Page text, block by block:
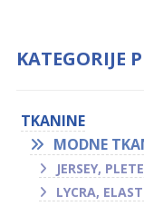
KATEGORIJE
TKANINE
MODNE
JERSEY,
LYCRA,